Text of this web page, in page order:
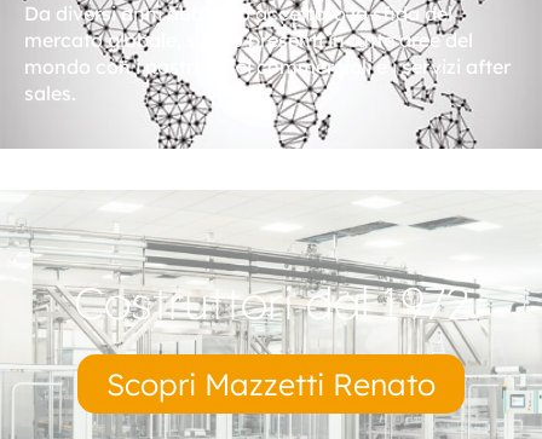
Da diversi anni abbiamo accettato la sfida del
mercato globale, siamo presenti in tutte aree del
mondo con i nostri uffici commerciali e i servizi after
sales.
Costruttori dal 1972
Scopri Mazzetti Renato